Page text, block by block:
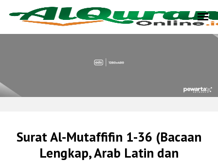
Surat Al-Mutaffifin 1-36 (Bacaan
Lengkap, Arab Latin dan